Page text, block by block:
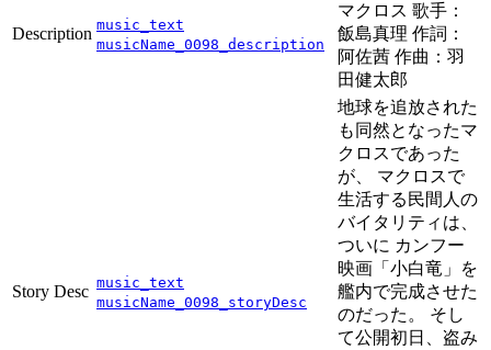
Description music_text
musicName_0098_description
マクロス 歌手：
飯島真理 作詞：
阿佐茜 作曲：羽
田健太郎
Story Desc music_text
musicName_0098_storyDesc
地球を追放された
も同然となったマ
クロスであった
が、 マクロスで
生活する民間人の
バイタリティは、
ついに カンフー
映画「小白竜」を
艦内で完成させた
のだった。 そし
て公開初日、盗み